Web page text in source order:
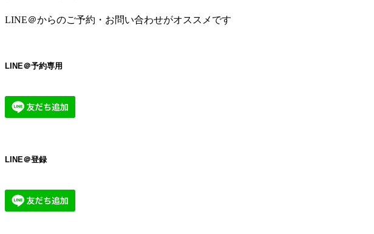
LINE＠からのご予約・お問い合わせがオススメです
LINE＠予約専用
LINE＠登録